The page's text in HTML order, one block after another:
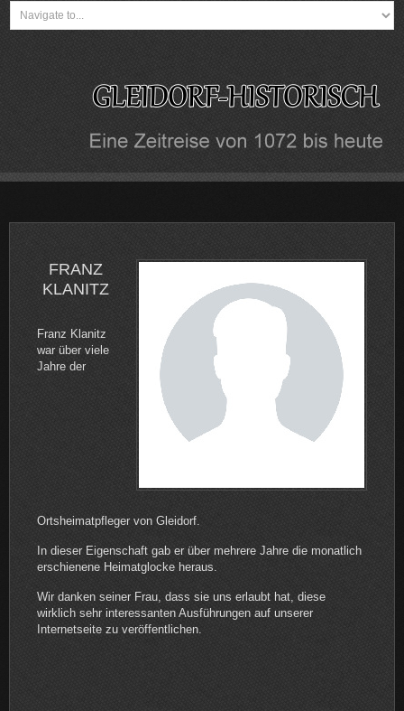
FRANZ
KLANITZ
Franz Klanitz
war über viele
Jahre der
Ortsheimatpfleger von Gleidorf.
In dieser Eigenschaft gab er über mehrere Jahre die monatlich
erschienene Heimatglocke heraus.
Wir danken seiner Frau, dass sie uns erlaubt hat, diese
wirklich sehr interessanten Ausführungen auf unserer
Internetseite zu veröffentlichen.